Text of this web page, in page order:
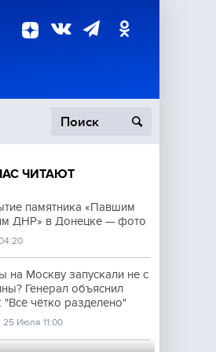
ЧИТАЮТ
памятника «Павшим
ДНР» в Донецке — фото
на Москву запускали не с
Генерал объяснил
"Всё чётко разделено"
25 Июля 11:00